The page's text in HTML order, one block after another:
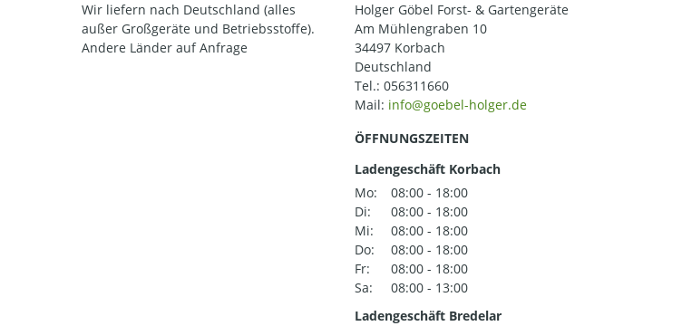
Wir liefern nach Deutschland (alles
außer Großgeräte und Betriebsstoffe).
Andere Länder auf Anfrage
Holger Göbel Forst- & Gartengeräte
Am Mühlengraben 10
34497 Korbach
Deutschland
Tel.: 056311660
Mail:
ÖFFNUNGSZEITEN
Ladengeschäft Korbach
Mo:
08:00 - 18:00
Di:
08:00 - 18:00
Mi:
08:00 - 18:00
Do:
08:00 - 18:00
Fr:
08:00 - 18:00
Sa:
08:00 - 13:00
Ladengeschäft Bredelar